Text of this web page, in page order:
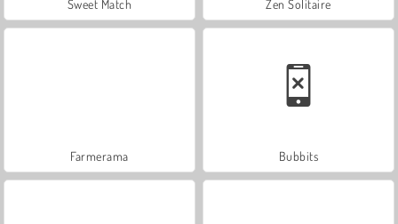
Sweet Match Zen Solitaire
Farmerama Bubbits